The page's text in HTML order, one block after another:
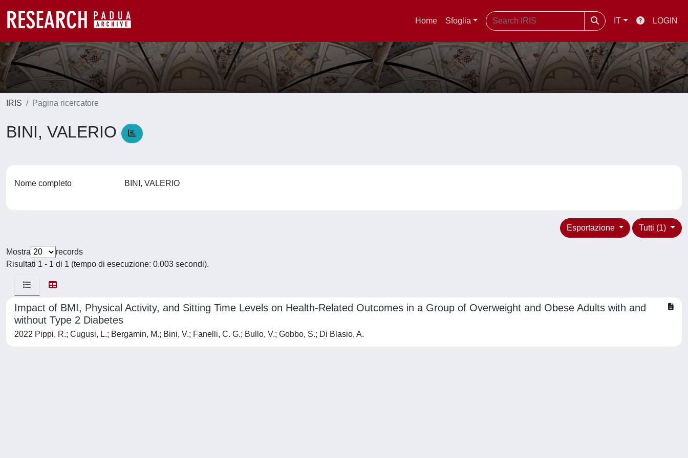
Home Sfoglia IT LOGIN
IRIS Pagina ricercatore
BINI, VALERIO
Nome completo BINI, VALERIO
Tutti (1)
Esportazione
Mostra
records
Risultati 1 - 1 di 1 (tempo di esecuzione: 0.003 secondi).
Impact of BMI, Physical Activity, and Sitting Time Levels on Health-Related Outcomes in a Group of Overweight and Obese Adults with and
without Type 2 Diabetes
2022 Pippi, R.; Cugusi, L.; Bergamin, M.; Bini, V.; Fanelli, C. G.; Bullo, V.; Gobbo, S.; Di Blasio, A.